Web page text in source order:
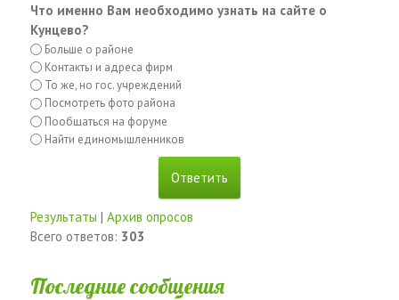
Что именно Вам необходимо узнать на сайте о
Кунцево?
Больше о районе
Контакты и адреса фирм
То же, но гос. учреждений
Посмотреть фото района
Пообщаться на форуме
Найти единомышленников
Результаты | Архив опросов
Всего ответов: 303
Последние сообщения